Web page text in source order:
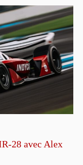
28 avec Alex